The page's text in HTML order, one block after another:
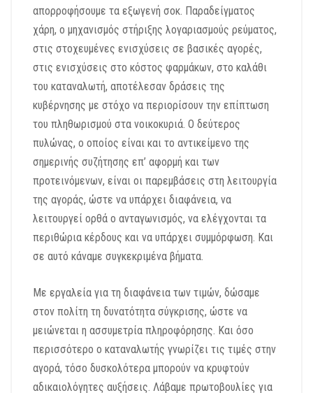
απορροφήσουμε τα εξωγενή σοκ. Παραδείγματος
χάρη, ο μηχανισμός στήριξης λογαριασμούς ρεύματος,
στις στοχευμένες ενισχύσεις σε βασικές αγορές,
στις ενισχύσεις στο κόστος φαρμάκων, στο καλάθι
του καταναλωτή, αποτέλεσαν δράσεις της
κυβέρνησης με στόχο να περιορίσουν την επίπτωση
του πληθωρισμού στα νοικοκυριά. Ο δεύτερος
πυλώνας, ο οποίος είναι και το αντικείμενο της
σημερινής συζήτησης επ’ αφορμή και των
προτεινόμενων, είναι οι παρεμβάσεις στη λειτουργία
της αγοράς, ώστε να υπάρχει διαφάνεια, να
λειτουργεί ορθά ο ανταγωνισμός, να ελέγχονται τα
περιθώρια κέρδους και να υπάρχει συμμόρφωση. Και
σε αυτό κάναμε συγκεκριμένα βήματα.
Με εργαλεία για τη διαφάνεια των τιμών, δώσαμε
στον πολίτη τη δυνατότητα σύγκρισης, ώστε να
μειώνεται η ασσυμετρία πληροφόρησης. Και όσο
περισσότερο ο καταναλωτής γνωρίζει τις τιμές στην
αγορά, τόσο δυσκολότερα μπορούν να κρυφτούν
αδικαιολόγητες αυξήσεις. Λάβαμε πρωτοβουλίες για